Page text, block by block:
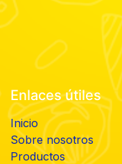
Enlaces útiles
Inicio
Sobre nosotros
Productos